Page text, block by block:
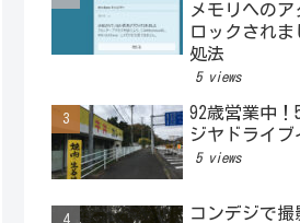
メモリへのア
ロックされ
処法
5 views
92歳営業中！
ジヤドライブ
5 views
コンデジで撮